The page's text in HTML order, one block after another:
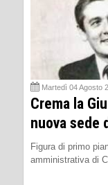
Martedì 04 Agosto
Crema la
nuova sede
Figura di primo
amministrativa di